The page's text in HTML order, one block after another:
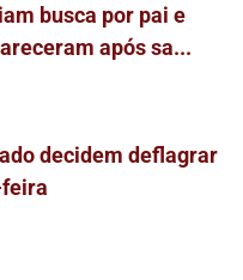
busca por pai e
após sa...
decidem deflagrar